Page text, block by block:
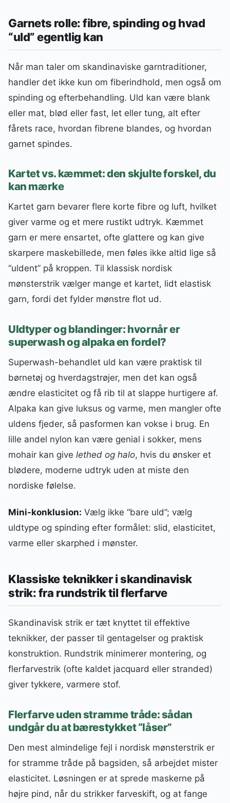
Garnets rolle: fibre, spinding og hvad
“uld” egentlig kan
Når man taler om skandinaviske garntraditioner,
handler det ikke kun om fiberindhold, men også om
spinding og efterbehandling. Uld kan være blank
eller mat, blød eller fast, let eller tung, alt efter
fårets race, hvordan fibrene blandes, og hvordan
garnet spindes.
Kartet vs. kæmmet: den skjulte forskel, du
kan mærke
Kartet garn bevarer flere korte fibre og luft, hvilket
giver varme og et mere rustikt udtryk. Kæmmet
garn er mere ensartet, ofte glattere og kan give
skarpere maskebillede, men føles ikke altid lige så
“uldent” på kroppen. Til klassisk nordisk
mønsterstrik vælger mange et kartet, lidt elastisk
garn, fordi det fylder mønstre flot ud.
Uldtyper og blandinger: hvornår er
superwash og alpaka en fordel?
Superwash-behandlet uld kan være praktisk til
børnetøj og hverdagstrøjer, men det kan også
ændre elasticitet og få rib til at slappe hurtigere af.
Alpaka kan give luksus og varme, men mangler ofte
uldens fjeder, så pasformen kan vokse i brug. En
lille andel nylon kan være genial i sokker, mens
mohair kan give lethed og halo, hvis du ønsker et
blødere, moderne udtryk uden at miste den
nordiske følelse.
Mini-konklusion: Vælg ikke “bare uld”; vælg
uldtype og spinding efter formålet: slid, elasticitet,
varme eller skarphed i mønster.
Klassiske teknikker i skandinavisk
strik: fra rundstrik til flerfarve
Skandinavisk strik er tæt knyttet til effektive
teknikker, der passer til gentagelser og praktisk
konstruktion. Rundstrik minimerer montering, og
flerfarvestrik (ofte kaldet jacquard eller stranded)
giver tykkere, varmere stof.
Flerfarve uden stramme tråde: sådan
undgår du at bærestykket “låser”
Den mest almindelige fejl i nordisk mønsterstrik er
for stramme tråde på bagsiden, så arbejdet mister
elasticitet. Løsningen er at sprede maskerne på
højre pind, når du strikker farveskift, og at fange